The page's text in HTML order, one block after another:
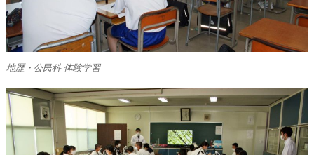
地歴・公民科 体験学習